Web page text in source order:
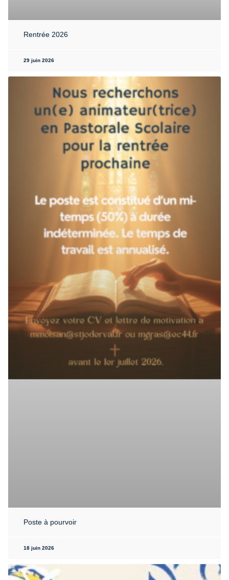
Rentrée 2026
29 juin 2026
Poste à pourvoir
18 juin 2026